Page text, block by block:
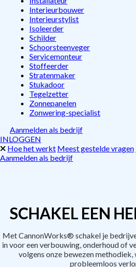
Interieurbouwer
Interieurstylist
Isoleerder
Schilder
Schoorsteenveger
Servicemonteur
Stoffeerder
Stratenmaker
Stukadoor
Tegelzetter
Zonnepanelen
Zonwering-specialist
Aanmelden als bedrijf
INLOGGEN
Hoe het werkt Meest gestelde vragen
Aanmelden als bedrijf
SCHAKEL EEN
Met CannonWorks® schakel je
in voor een verbouwing, onderhoud of
volgens onze bewezen
probleemloos